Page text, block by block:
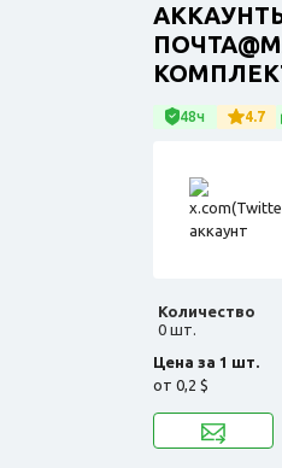
48ч 4.7
Количество
0 шт.
Цена за 1 шт.
от 0,2 $